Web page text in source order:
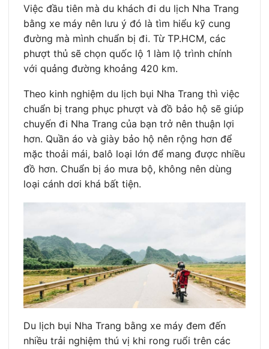
Việc đầu tiên mà du khách đi du lịch Nha Trang
bằng xe máy nên lưu ý đó là tìm hiểu kỹ cung
đường mà mình chuẩn bị đi. Từ TP.HCM, các
phượt thủ sẽ chọn quốc lộ 1 làm lộ trình chính
với quảng đường khoảng 420 km.
Theo kinh nghiệm du lịch bụi Nha Trang thì việc
chuẩn bị trang phục phượt và đồ bảo hộ sẽ giúp
chuyến đi Nha Trang của bạn trở nên thuận lợi
hơn. Quần áo và giày bảo hộ nên rộng hơn để
mặc thoải mái, balô loại lớn để mang được nhiều
đồ hơn. Chuẩn bị áo mưa bộ, không nên dùng
loại cánh dơi khá bất tiện.
Du lịch bụi Nha Trang bằng xe máy đem đến
nhiều trải nghiệm thú vị khi rong ruổi trên các